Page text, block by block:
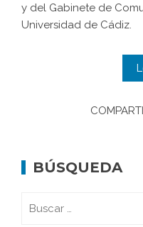
y del Gabinete de
Universidad de Cádiz.
BÚSQUEDA